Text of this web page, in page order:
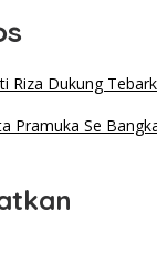
Riza Dukung
Pramuka Se